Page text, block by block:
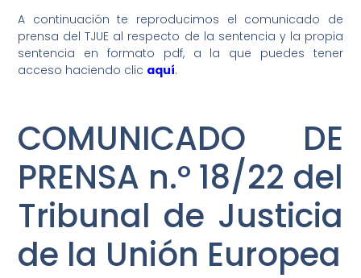
A continuación te reproducimos el comunicado de
prensa del TJUE al respecto de la sentencia y la propia
sentencia en formato pdf, a la que puedes tener
acceso haciendo clic aquí.
COMUNICADO DE
PRENSA n.º 18/22 del
Tribunal de Justicia
de la Unión Europea